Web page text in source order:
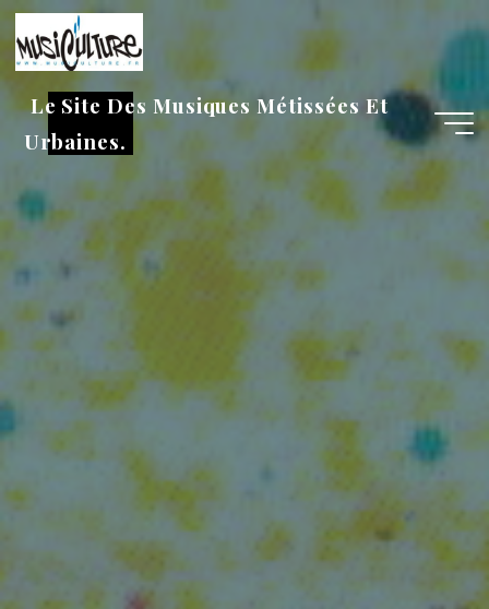
Aller
au
contenu
Le Site Des Musiques Métissées Et
Urbaines.